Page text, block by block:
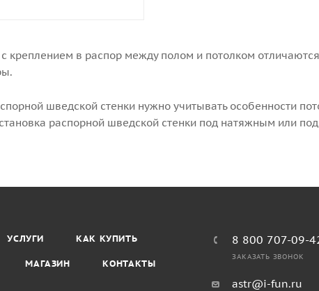
креплением в распор между полом и потолком
шведской стенки нужно учитывать особенности
распорной шведской стенки под натяжным или
УСЛУГИ КАК КУПИТЬ
МАГАЗИН КОНТАКТЫ
8 800 707-09-
ЗАКАЗАТЬ ЗВОНОК
astr@i-fun.ru